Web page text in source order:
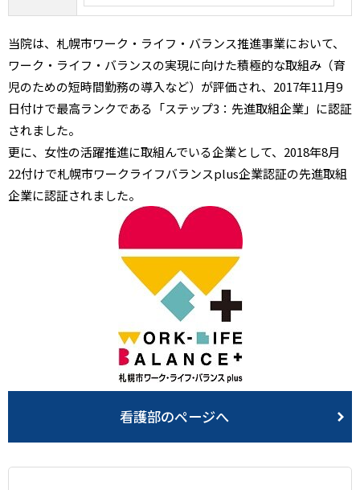
当院は、札幌市ワーク・ライフ・バランス推進事業において、
ワーク・ライフ・バランスの実現に向けた積極的な取組み（育
児のための短時間勤務の導入など）が評価され、2017年11月9
日付けで最高ランクである「ステップ3：先進取組企業」に認証
されました。
更に、女性の活躍推進に取組んでいる企業として、2018年8月
22付けで札幌市ワークライフバランスplus企業認証の先進取組
企業に認証されました。
看護部のページへ